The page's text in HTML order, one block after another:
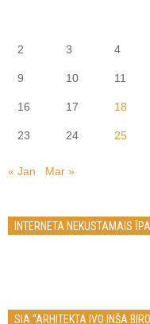
2 3 4
9 10 11
16 17 18
23 24 25
« Jan Mar »
INTERNETA NEKUSTAMAIS
SIA “ARHITEKTA IVO INŠA